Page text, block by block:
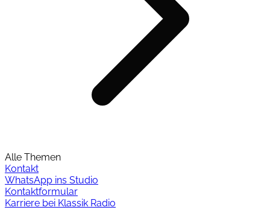
Alle Themen
Kontakt
WhatsApp ins Studio
Kontaktformular
Karriere bei Klassik Radio